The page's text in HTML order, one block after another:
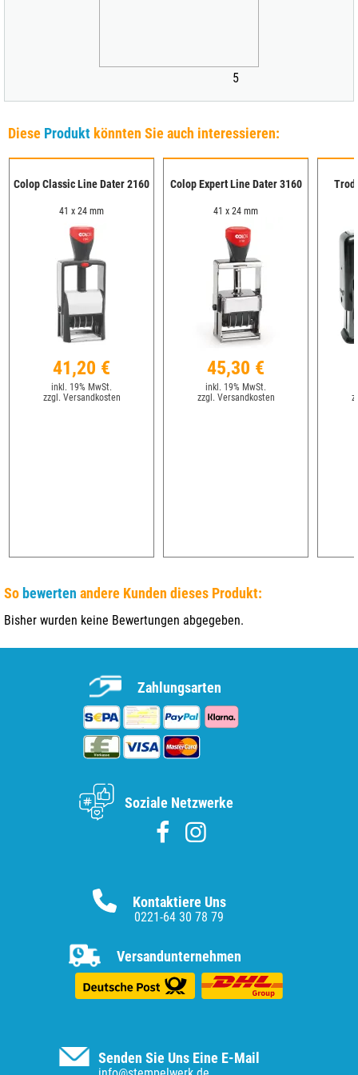
5
Diese Produkt könnten Sie auch interessieren:
Colop Classic Line Dater 2160
41 x 24 mm
41,20 €
inkl. 19% MwSt.
zzgl. Versandkosten
Colop Expert Line Dater 3160
41 x 24 mm
45,30 €
inkl. 19% MwSt.
zzgl. Versandkosten
So bewerten andere Kunden dieses Produkt:
Bisher wurden keine Bewertungen abgegeben.
Senden Sie Uns Eine E-Mail
Kontaktiere Uns
0221-64 30 78 79
Versandunternehmen
Zahlungsarten
Soziale Netzwerke